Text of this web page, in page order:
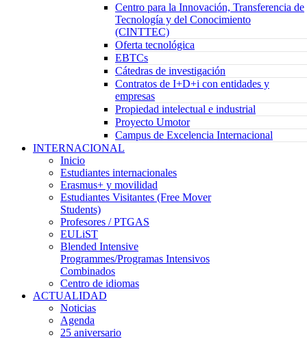
Centro para la Innovación, Transferencia de
Tecnología y del Conocimiento
(CINTTEC)
Oferta tecnológica
EBTCs
Cátedras de investigación
Contratos de I+D+i con entidades y
empresas
Propiedad intelectual e industrial
Proyecto Umotor
Campus de Excelencia Internacional
INTERNACIONAL
Inicio
Estudiantes internacionales
Erasmus+ y movilidad
Estudiantes Visitantes (Free Mover
Students)
Profesores / PTGAS
EULiST
Blended Intensive
Programmes/Programas Intensivos
Combinados
Centro de idiomas
ACTUALIDAD
Noticias
Agenda
25 aniversario